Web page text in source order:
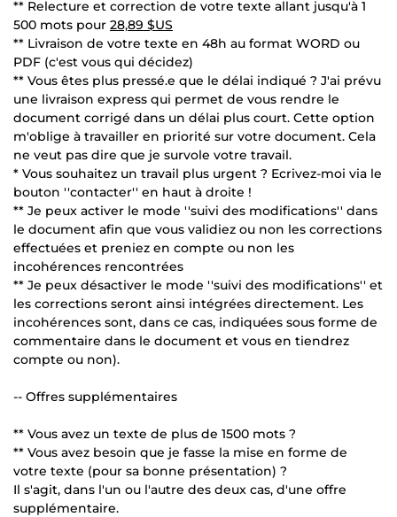
** Relecture et correction de votre texte allant jusqu'à 1
500 mots pour 28,89 $US
** Livraison de votre texte en 48h au format WORD ou
PDF (c'est vous qui décidez)
** Vous êtes plus pressé.e que le délai indiqué ? J'ai prévu
une livraison express qui permet de vous rendre le
document corrigé dans un délai plus court. Cette option
m'oblige à travailler en priorité sur votre document. Cela
ne veut pas dire que je survole votre travail.
* Vous souhaitez un travail plus urgent ? Ecrivez-moi via le
bouton ''contacter'' en haut à droite !
** Je peux activer le mode ''suivi des modifications'' dans
le document afin que vous validiez ou non les corrections
effectuées et preniez en compte ou non les
incohérences rencontrées
** Je peux désactiver le mode ''suivi des modifications'' et
les corrections seront ainsi intégrées directement. Les
incohérences sont, dans ce cas, indiquées sous forme de
commentaire dans le document et vous en tiendrez
compte ou non).
-- Offres supplémentaires
** Vous avez un texte de plus de 1500 mots ?
** Vous avez besoin que je fasse la mise en forme de
votre texte (pour sa bonne présentation) ?
Il s'agit, dans l'un ou l'autre des deux cas, d'une offre
supplémentaire.